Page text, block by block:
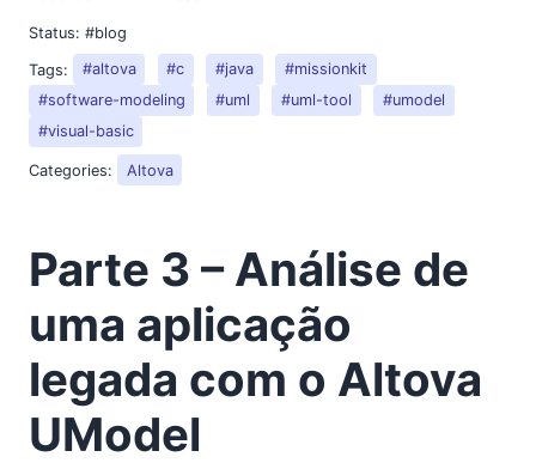
Status: #blog
Tags:
#altova #c #java
#missionkit
#software-modeling
#uml #uml-tool
#umodel
#visual-basic
Categories: Altova
Parte 3 – Análise de
uma aplicação
legada com o Altova
UModel